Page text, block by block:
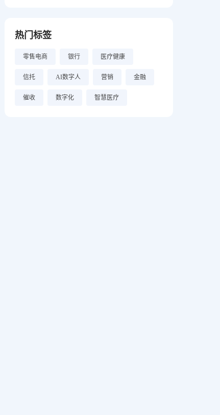
热门标签
零售电商 银行 医疗健康
信托 AI数字人 营销 金融
催收 数字化 智慧医疗